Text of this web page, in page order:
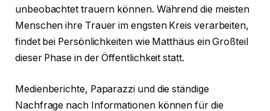
unbeobachtet trauern können. Während die meisten
Menschen ihre Trauer im engsten Kreis verarbeiten,
findet bei Persönlichkeiten wie Matthäus ein Großteil
dieser Phase in der Öffentlichkeit statt.
Medienberichte, Paparazzi und die ständige
Nachfrage nach Informationen können für die